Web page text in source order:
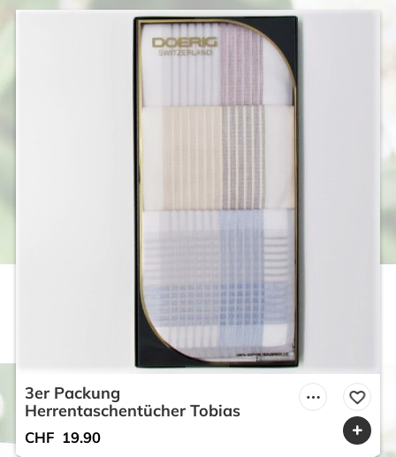
3er Packung
Herrentaschentücher Tobias
CHF 19.90